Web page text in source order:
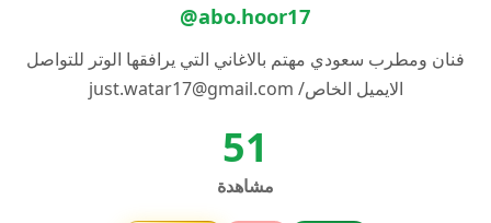
@abo.hoor17
فنان ومطرب سعودي مهتم بالاغاني التي يرافقها الوتر للتواصل
الايميل الخاص/ just.watar17@gmail.com
51
مشاهدة